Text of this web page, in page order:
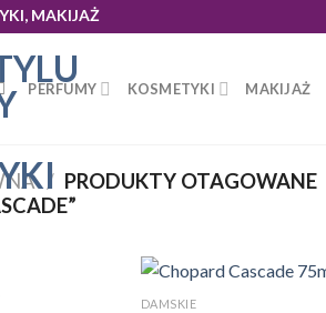
MAKIJAŻ
PERFUMY KOSMETYKI MAKIJAŻ
/ PRODUKTY OTAGOWANE
DAMSKIE